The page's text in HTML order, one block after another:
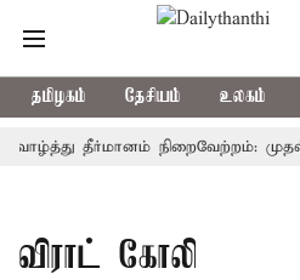
தமிழகம் தேசியம் உலகம்
தீர்மானம் நிறைவேற்றம்:
விராட் கோலி